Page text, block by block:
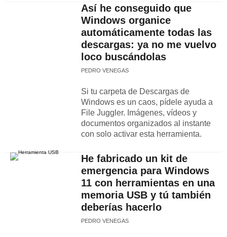
Así he conseguido que
Windows organice
automáticamente todas las
descargas: ya no me vuelvo
loco buscándolas
PEDRO VENEGAS
Si tu carpeta de Descargas de
Windows es un caos, pídele ayuda a
File Juggler. Imágenes, vídeos y
documentos organizados al instante
con solo activar esta herramienta.
He fabricado un kit de
emergencia para Windows
11 con herramientas en una
memoria USB y tú también
deberías hacerlo
PEDRO VENEGAS